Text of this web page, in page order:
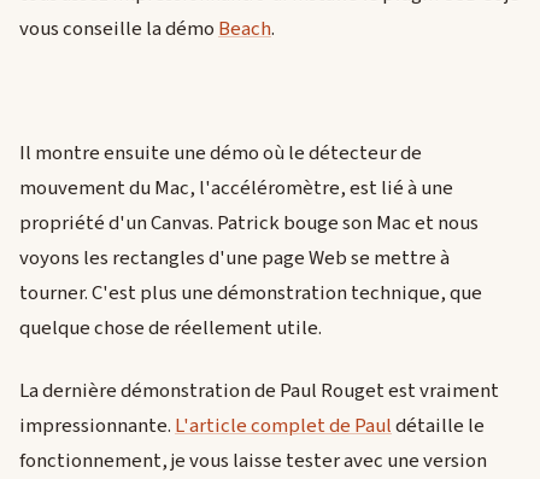
vous conseille la démoBeach.
Il montre ensuite une démo où le détecteur de
mouvement du Mac, l'accéléromètre, est lié à une
propriété d'un Canvas. Patrick bouge son Mac et nous
voyons les rectangles d'une page Web se mettre à
tourner. C'est plus une démonstration technique, que
quelque chose de réellement utile.
La dernière démonstration de Paul Rouget est vraiment
impressionnante. L'article complet de Pauldétaille le
fonctionnement, je vous laisse tester avec une version